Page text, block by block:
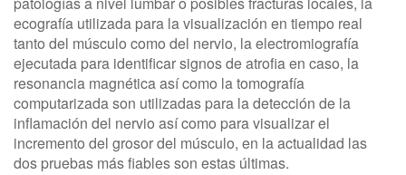
ecografía utilizada para la visualización en tiempo real
tanto del músculo como del nervio, la electromiografía
ejecutada para identificar signos de atrofia en caso, la
resonancia magnética así como la tomografía
computarizada son utilizadas para la detección de la
inflamación del nervio así como para visualizar el
incremento del grosor del músculo, en la actualidad las
dos pruebas más fiables son estas últimas.